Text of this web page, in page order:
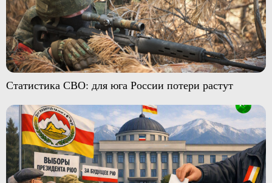
Статистика СВО: для юга России потери растут